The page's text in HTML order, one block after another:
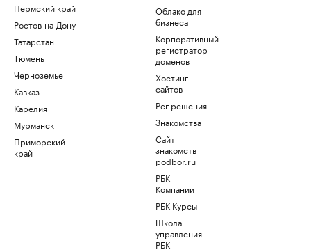
Пермский край
Ростов-на-Дону
Татарстан
Тюмень
Черноземье
Кавказ
Карелия
Мурманск
Приморский
край
Облако для
бизнеса
Корпоративный
регистратор
доменов
Хостинг
сайтов
Рег.решения
Знакомства
Сайт
знакомств
podbor.ru
РБК
Компании
РБК Курсы
Школа
управления
РБК